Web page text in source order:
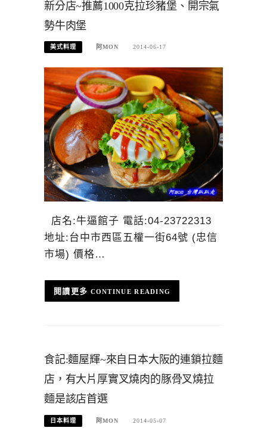
新分店~推薦1000克拉珍豬堡、開宗氣
勢牛肉堡
美式料理 阿MON 2014-06-17
店名:牛逼館子 電話:04-23722313
地址:台中市西區五權一街64號 (忠信
市場) 價格…
CONTINUE READING
食記:麵屋輝~來自日本大阪的連鎖拉麵
店，有大片厚實叉燒肉的豚骨叉燒拉
麵是該店首選
日本料理 阿MON 2014-05-07